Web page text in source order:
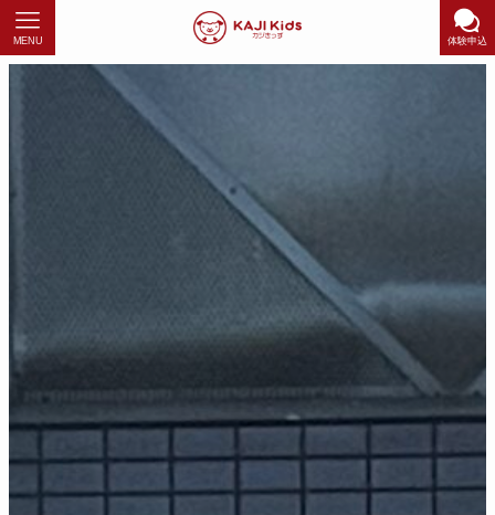
体験申込
MENU